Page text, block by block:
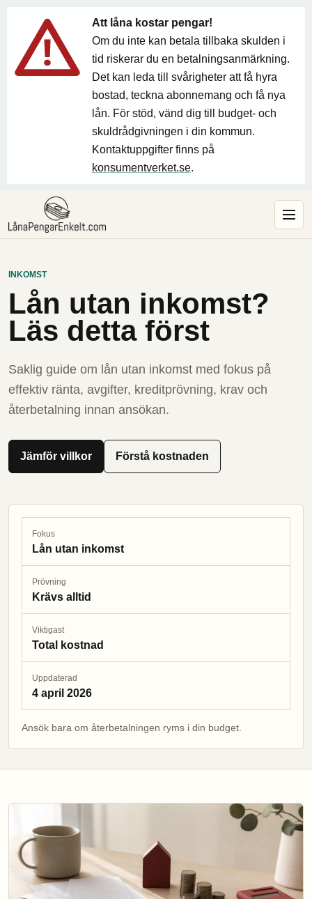
Att låna kostar pengar!
Om du inte kan betala tillbaka skulden i
tid riskerar du en betalningsanmärkning.
Det kan leda till svårigheter att få hyra
bostad, teckna abonnemang och få nya
lån. För stöd, vänd dig till budget- och
skuldrådgivningen i din kommun.
Kontaktuppgifter finns på
konsumentverket.se.
INKOMST
Lån utan inkomst?
Läs detta först
Saklig guide om lån utan inkomst med fokus på
effektiv ränta, avgifter, kreditprövning, krav och
återbetalning innan ansökan.
Jämför villkor Förstå kostnaden
Fokus
Lån utan inkomst
Prövning
Krävs alltid
Viktigast
Total kostnad
Uppdaterad
4 april 2026
Ansök bara om återbetalningen ryms i din budget.